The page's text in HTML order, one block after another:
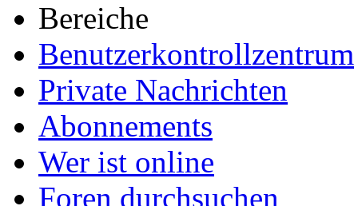
Bereiche
Benutzerkontrollzentrum
Private Nachrichten
Abonnements
Wer ist online
Foren durchsuchen